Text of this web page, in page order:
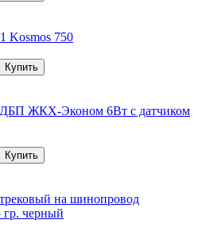
Kosmos 750
ДБП ЖКХ-Эконом 6Вт с датчиком
на шинопровод
черный